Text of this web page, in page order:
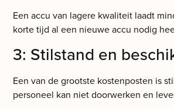
Een accu van lagere kwaliteit laadt
korte tijd al een nieuwe accu nodig
3: Stilstand en
Een van de grootste kostenposten is
personeel kan niet doorwerken en